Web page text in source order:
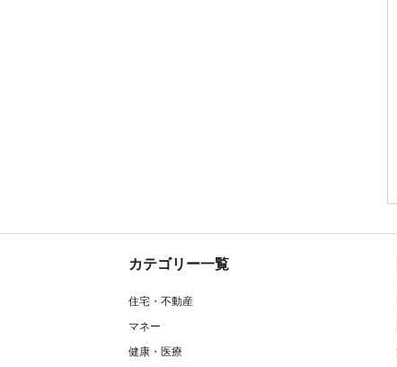
カテゴリー一覧
住宅・不動産
マネー
健康・医療